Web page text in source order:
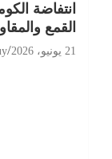
القمع
21 يونيو، 2026